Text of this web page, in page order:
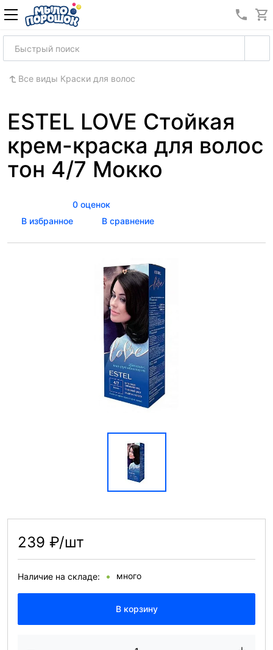
8
Все виды Краски для волос
ESTEL LOVE Стойкая
крем-краска для волос
тон 4/7 Мокко
0 оценок
В избранное
В сравнение
239 ₽/шт
Наличие на складе: много
В корзину